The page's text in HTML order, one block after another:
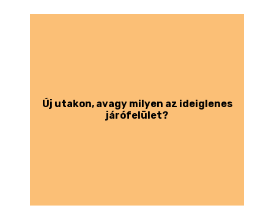
Új utakon, avagy milyen az ideiglenes
járófelület?